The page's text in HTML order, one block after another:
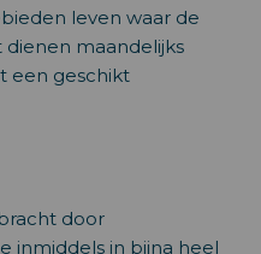
leven waar de
maandelijks
een geschikt
door
inmiddels in bijna heel